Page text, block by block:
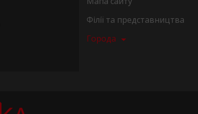
Філії та представництва
Города